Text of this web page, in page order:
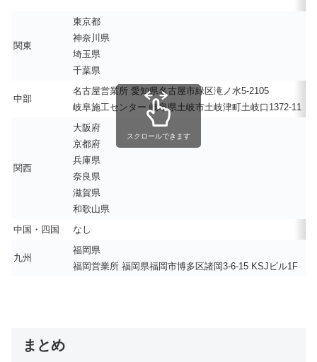
関東
東京都
神奈川県
埼玉県
千葉県
中部
名古屋営業所 愛知県名古屋市緑区滝ノ水5-2105
岐阜施工センター 岐阜県土岐市土岐津町土岐口1372-11
関西
大阪府
京都府
兵庫県
奈良県
滋賀県
和歌山県
中国・四国
なし
九州
福岡県
福岡営業所 福岡県福岡市博多区諸岡3-6-15 KSJビル1F
スクロールできます
まとめ